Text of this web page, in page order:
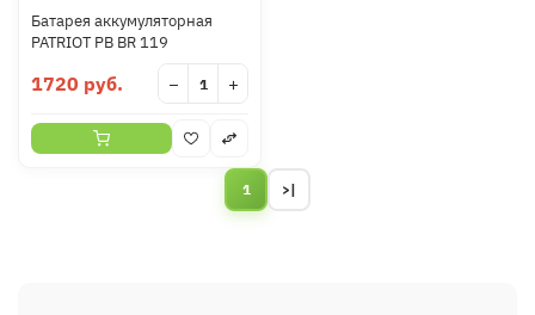
Батарея аккумуляторная
PATRIOT PB BR 119
1720 руб. − +
1 >|